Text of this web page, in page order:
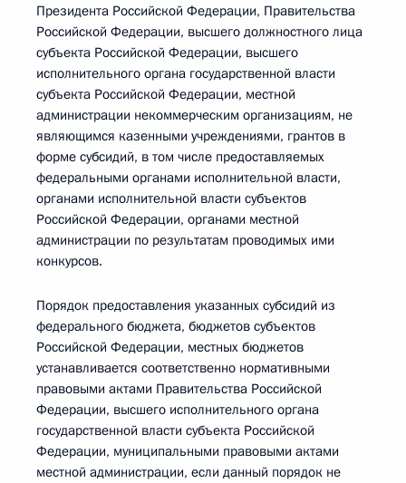
Президента Российской Федерации, Правительства
Российской Федерации, высшего должностного лица
субъекта Российской Федерации, высшего
исполнительного органа государственной власти
субъекта Российской Федерации, местной
администрации некоммерческим организациям, не
являющимся казенными учреждениями, грантов в
форме субсидий, в том числе предоставляемых
федеральными органами исполнительной власти,
органами исполнительной власти субъектов
Российской Федерации, органами местной
администрации по результатам проводимых ими
конкурсов.
Порядок предоставления указанных субсидий из
федерального бюджета, бюджетов субъектов
Российской Федерации, местных бюджетов
устанавливается соответственно нормативными
правовыми актами Правительства Российской
Федерации, высшего исполнительного органа
государственной власти субъекта Российской
Федерации, муниципальными правовыми актами
местной администрации, если данный порядок не